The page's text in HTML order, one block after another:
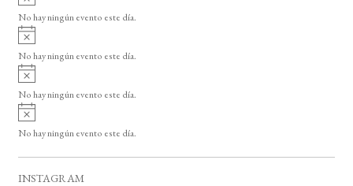
o
v
i
o
No hay ningún evento este día.
A
v
i
o
No hay ningún evento este día.
A
v
i
o
No hay ningún evento este día.
A
v
i
No hay ningún evento este día.
INSTAGRAM